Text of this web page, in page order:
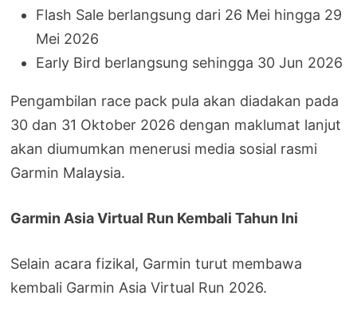
Flash Sale berlangsung dari 26 Mei hingga 29
Mei 2026
Early Bird berlangsung sehingga 30 Jun 2026
Pengambilan race pack pula akan diadakan pada
30 dan 31 Oktober 2026 dengan maklumat lanjut
akan diumumkan menerusi media sosial rasmi
Garmin Malaysia.
Garmin Asia Virtual Run Kembali Tahun Ini
Selain acara fizikal, Garmin turut membawa
kembali Garmin Asia Virtual Run 2026.